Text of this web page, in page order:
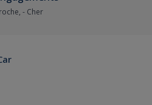
- Cher